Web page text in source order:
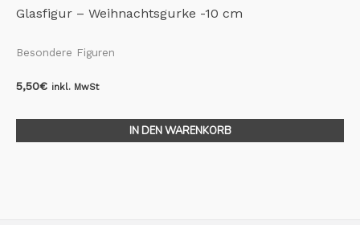
Glasfigur – Weihnachtsgurke -10 cm
Besondere Figuren
5,50€ inkl. MwSt
IN DEN WARENKORB